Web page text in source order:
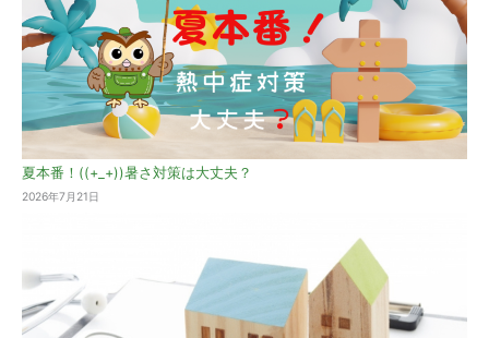
夏本番！((+_+))暑さ対策は大丈夫？
2026年7月21日